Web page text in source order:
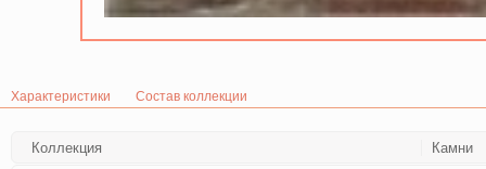
Характеристики Состав коллекции
Коллекция Камни